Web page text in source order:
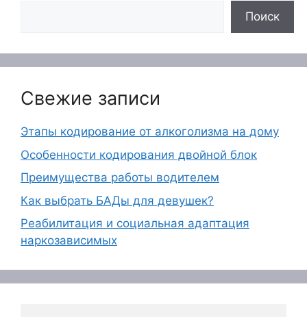
Поиск
Свежие записи
Этапы кодирование от алкоголизма на дому
Особенности кодирования двойной блок
Преимущества работы водителем
Как выбрать БАДы для девушек?
Реабилитация и социальная адаптация
наркозависимых